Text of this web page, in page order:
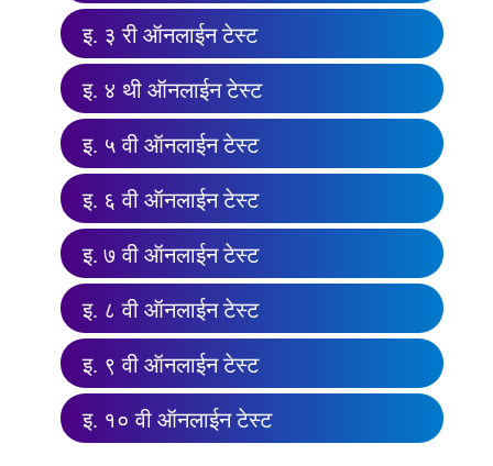
इ. ३ री ऑनलाईन टेस्ट
इ. ४ थी ऑनलाईन टेस्ट
इ. ५ वी ऑनलाईन टेस्ट
इ. ६ वी ऑनलाईन टेस्ट
इ. ७ वी ऑनलाईन टेस्ट
इ. ८ वी ऑनलाईन टेस्ट
इ. ९ वी ऑनलाईन टेस्ट
इ. १० वी ऑनलाईन टेस्ट